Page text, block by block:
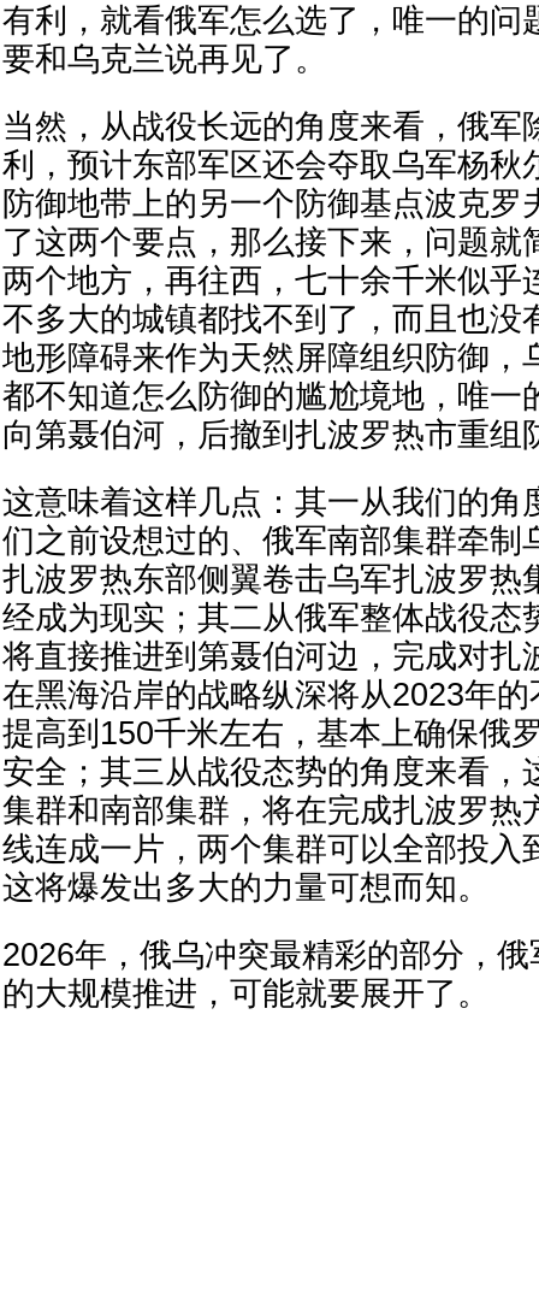
有利，就看俄军怎么选了，唯一的问
要和乌克兰说再见了。
当然，从战役长远的角度来看，俄军
利，预计东部军区还会夺取乌军杨秋
防御地带上的另一个防御基点波克罗
了这两个要点，那么接下来，问题就
两个地方，再往西，七十余千米似乎
不多大的城镇都找不到了，而且也没
地形障碍来作为天然屏障组织防御，
都不知道怎么防御的尴尬境地，唯
向第聂伯河，后撤到扎波罗热市重组
这意味着这样几点：其一从我们的角
们之前设想过的、俄军南部集群牵制
扎波罗热东部侧翼卷击乌军扎波罗热
经成为现实；其二从俄军整体战役态
将直接推进到第聂伯河边，完成对扎
在黑海沿岸的战略纵深将从2023年
提高到150千米左右，基本上确保俄
安全；其三从战役态势的角度来看，
集群和南部集群，将在完成扎波罗热
线连成一片，两个集群可以全部投入
这将爆发出多大的力量可想而知。
2026年，俄乌冲突最精彩的部分，
的大规模推进，可能就要展开了。